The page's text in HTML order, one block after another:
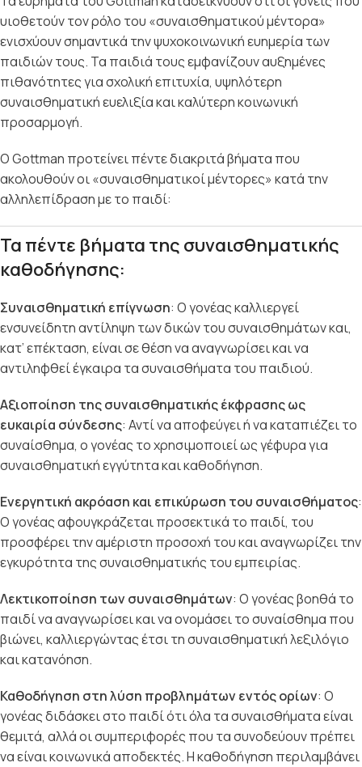
υιοθετούν τον ρόλο του «συναισθηματικού μέντορα»
ενισχύουν σημαντικά την ψυχοκοινωνική ευημερία των
παιδιών τους. Τα παιδιά τους εμφανίζουν αυξημένες
πιθανότητες για σχολική επιτυχία, υψηλότερη
συναισθηματική ευελιξία και καλύτερη κοινωνική
προσαρμογή.
Ο Gottman προτείνει πέντε διακριτά βήματα που
ακολουθούν οι «συναισθηματικοί μέντορες» κατά την
αλληλεπίδραση με το παιδί:
Τα πέντε βήματα της συναισθηματικής
καθοδήγησης:
Συναισθηματική επίγνωση: Ο γονέας καλλιεργεί
ενσυνείδητη αντίληψη των δικών του συναισθημάτων και,
κατ’ επέκταση, είναι σε θέση να αναγνωρίσει και να
αντιληφθεί έγκαιρα τα συναισθήματα του παιδιού.
Αξιοποίηση της συναισθηματικής έκφρασης ως
ευκαιρία σύνδεσης: Αντί να αποφεύγει ή να καταπιέζει το
συναίσθημα, ο γονέας το χρησιμοποιεί ως γέφυρα για
συναισθηματική εγγύτητα και καθοδήγηση.
Ενεργητική ακρόαση και επικύρωση του συναισθήματος:
Ο γονέας αφουγκράζεται προσεκτικά το παιδί, του
προσφέρει την αμέριστη προσοχή του και αναγνωρίζει την
εγκυρότητα της συναισθηματικής του εμπειρίας.
Λεκτικοποίηση των συναισθημάτων: Ο γονέας βοηθά το
παιδί να αναγνωρίσει και να ονομάσει το συναίσθημα που
βιώνει, καλλιεργώντας έτσι τη συναισθηματική λεξιλόγιο
και κατανόηση.
Καθοδήγηση στη λύση προβλημάτων εντός ορίων: Ο
γονέας διδάσκει στο παιδί ότι όλα τα συναισθήματα είναι
θεμιτά, αλλά οι συμπεριφορές που τα συνοδεύουν πρέπει
να είναι κοινωνικά αποδεκτές. Η καθοδήγηση περιλαμβάνει